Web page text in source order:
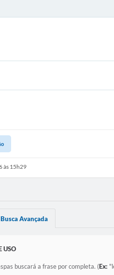
às 15h29
Busca Avançada
USO
buscará a frase por completa. (Ex: